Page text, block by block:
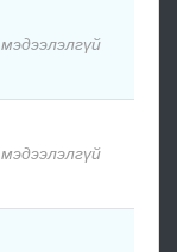
мэдээлэлгүй
мэдээлэлгүй